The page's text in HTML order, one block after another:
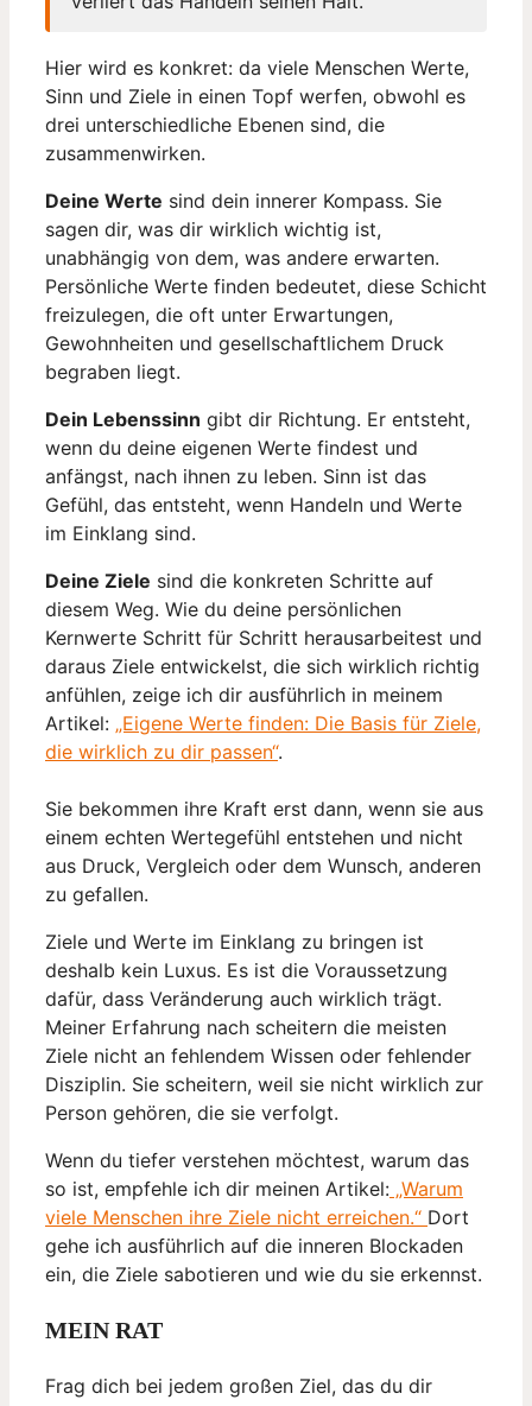
Hier wird es konkret: da viele Menschen Werte,
Sinn und Ziele in einen Topf werfen, obwohl es
drei unterschiedliche Ebenen sind, die
zusammenwirken.
Deine Werte sind dein innerer Kompass. Sie
sagen dir, was dir wirklich wichtig ist,
unabhängig von dem, was andere erwarten.
Persönliche Werte finden bedeutet, diese Schicht
freizulegen, die oft unter Erwartungen,
Gewohnheiten und gesellschaftlichem Druck
begraben liegt.
Dein Lebenssinn gibt dir Richtung. Er entsteht,
wenn du deine eigenen Werte findest und
anfängst, nach ihnen zu leben. Sinn ist das
Gefühl, das entsteht, wenn Handeln und Werte
im Einklang sind.
Deine Ziele sind die konkreten Schritte auf
diesem Weg. Wie du deine persönlichen
Kernwerte Schritt für Schritt herausarbeitest und
daraus Ziele entwickelst, die sich wirklich richtig
anfühlen, zeige ich dir ausführlich in meinem
Artikel: „Eigene Werte finden: Die Basis für Ziele,
die wirklich zu dir passen“.
Sie bekommen ihre Kraft erst dann, wenn sie aus
einem echten Wertegefühl entstehen und nicht
aus Druck, Vergleich oder dem Wunsch, anderen
zu gefallen.
Ziele und Werte im Einklang zu bringen ist
deshalb kein Luxus. Es ist die Voraussetzung
dafür, dass Veränderung auch wirklich trägt.
Meiner Erfahrung nach scheitern die meisten
Ziele nicht an fehlendem Wissen oder fehlender
Disziplin. Sie scheitern, weil sie nicht wirklich zur
Person gehören, die sie verfolgt.
Wenn du tiefer verstehen möchtest, warum das
so ist, empfehle ich dir meinen Artikel: „Warum
viele Menschen ihre Ziele nicht erreichen.“ Dort
gehe ich ausführlich auf die inneren Blockaden
ein, die Ziele sabotieren und wie du sie erkennst.
MEIN RAT
Frag dich bei jedem großen Ziel, das du dir